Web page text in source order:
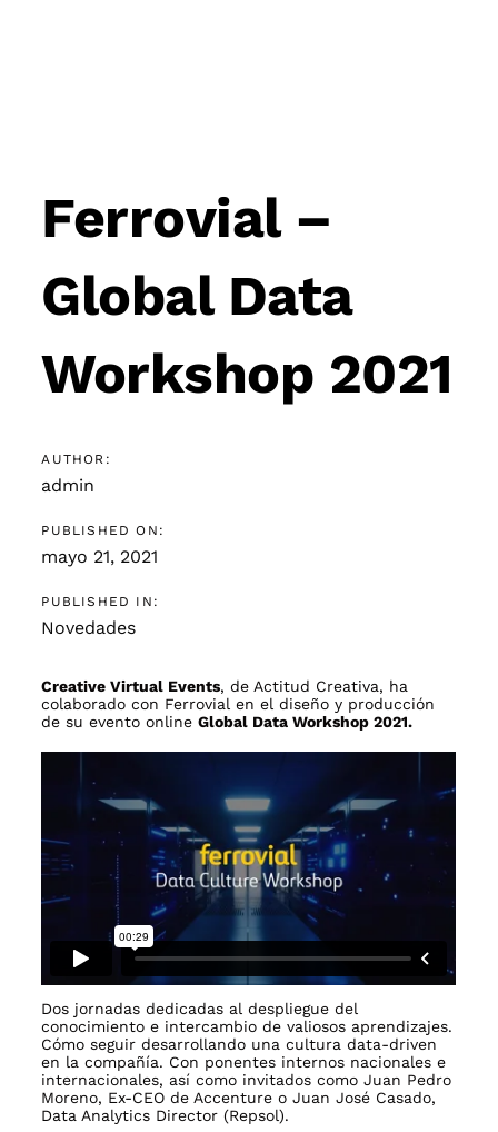
Ferrovial –
Global Data
Workshop 2021
AUTHOR:
admin
PUBLISHED ON:
mayo 21, 2021
PUBLISHED IN:
Novedades
Creative Virtual Events, de Actitud Creativa, ha
colaborado con Ferrovial en el diseño y producción
de su evento onlineGlobal Data Workshop 2021.
Dos jornadas dedicadas al despliegue del
conocimiento e intercambio de valiosos aprendizajes.
Cómo seguir desarrollando una cultura data-driven
en la compañía. Con ponentes internos nacionales e
internacionales, así como invitados como Juan Pedro
Moreno, Ex-CEO de Accenture o Juan José Casado,
Data Analytics Director (Repsol).
navigation